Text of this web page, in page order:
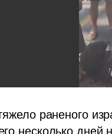
раненого
несколько